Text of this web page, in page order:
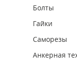
Болты
Гайки
Саморезы
Анкерная